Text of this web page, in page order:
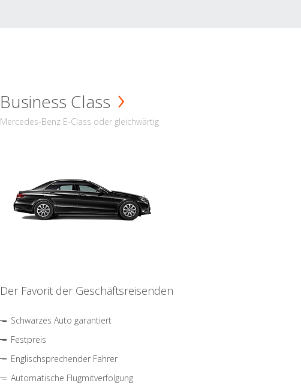
Business Class
Mercedes-Benz E-Class oder gleichwärtig
Der Favorit der Geschäftsreisenden
Schwarzes Auto garantiert
Festpreis
Englischsprechender Fahrer
Automatische Flugmitverfolgung